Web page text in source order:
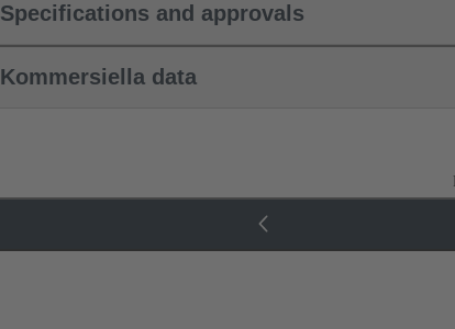
Specifications and approvals
Kommersiella data